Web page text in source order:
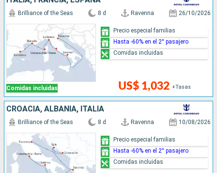
Comidas incluidas
Brilliance of the Seas 8 d Ravenna 26/10/2026
US$ 1,032 +Tasas
Precio especial familias
Hasta -60% en el 2° pasajero
Comidas incluidas
CROACIA, ALBANIA, ITALIA
Brilliance of the Seas 8 d Ravenna 10/08/2026
Precio especial familias
Hasta -60% en el 2° pasajero
Comidas incluidas